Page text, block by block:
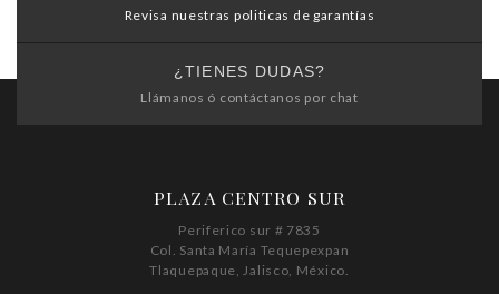
Revisa nuestras politicas de garantías
¿TIENES DUDAS?
Llámanos ó contáctanos por chat
PLAZA CENTRO SUR
Periferico sur # 7835
Col. Santa María Tequepexpan
Tlaquepaque, Jalisco, México.